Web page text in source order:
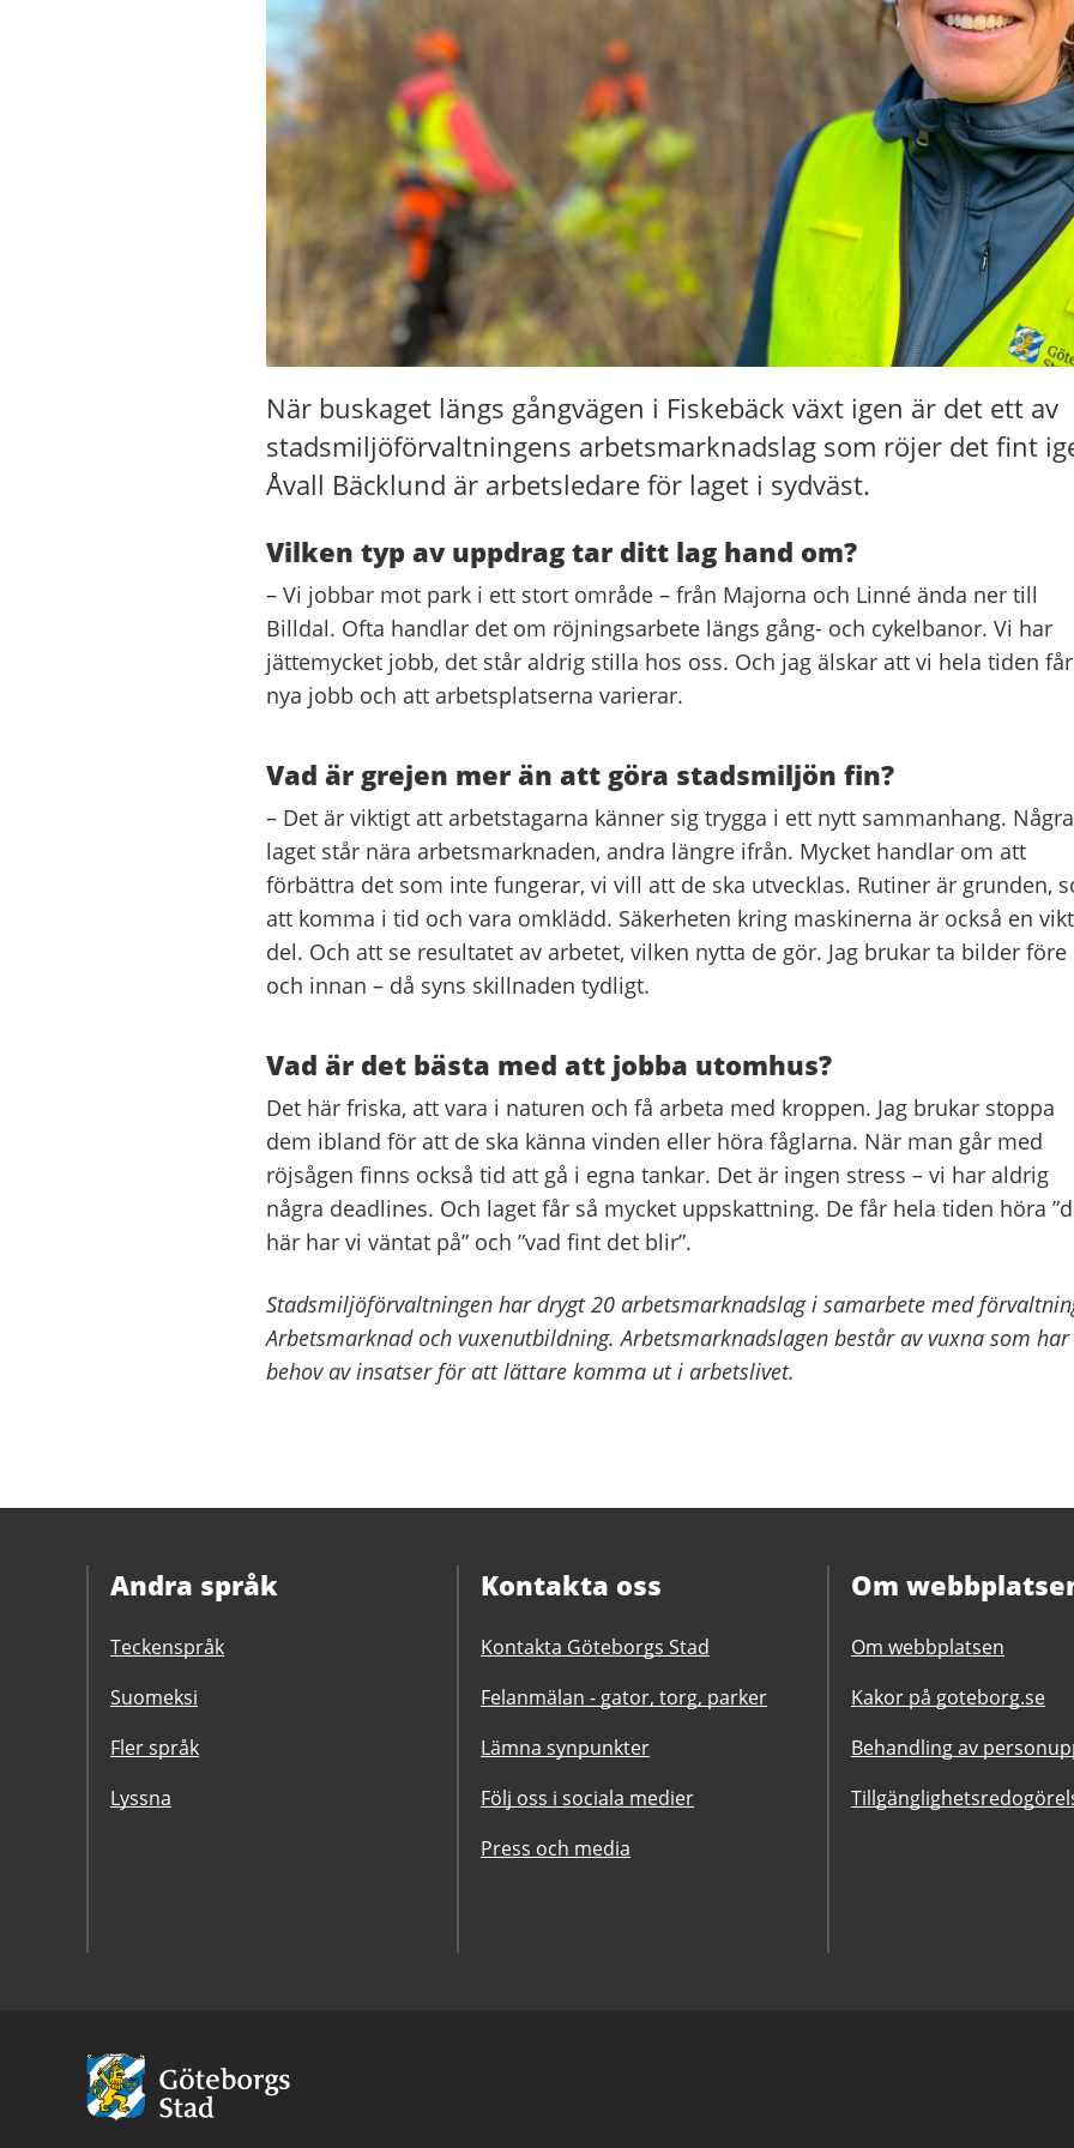
När buskaget längs gångvägen i Fiskebäck växt igen är det ett av
stadsmiljöförvaltningens arbetsmarknadslag som röjer det fint
Åvall Bäcklund är arbetsledare för laget i sydväst.
Vilken typ av uppdrag tar ditt lag hand om?
– Vi jobbar mot park i ett stort område – från Majorna och Linné ända ner till
Billdal. Ofta handlar det om röjningsarbete längs gång- och cykelbanor. Vi har
jättemycket jobb, det står aldrig stilla hos oss. Och jag älskar att vi hela tiden
nya jobb och att arbetsplatserna varierar.
Vad är grejen mer än att göra stadsmiljön fin?
– Det är viktigt att arbetstagarna känner sig trygga i ett nytt sammanhang.
laget står nära arbetsmarknaden, andra längre ifrån. Mycket handlar om att
förbättra det som inte fungerar, vi vill att de ska utvecklas. Rutiner är grunden,
att komma i tid och vara omklädd. Säkerheten kring maskinerna är också en
del. Och att se resultatet av arbetet, vilken nytta de gör. Jag brukar ta bilder före
och innan – då syns skillnaden tydligt.
Vad är det bästa med att jobba utomhus?
Det här friska, att vara i naturen och få arbeta med kroppen. Jag brukar stoppa
dem ibland för att de ska känna vinden eller höra fåglarna. När man går med
röjsågen finns också tid att gå i egna tankar. Det är ingen stress – vi har aldrig
några deadlines. Och laget får så mycket uppskattning. De får hela tiden höra
här har vi väntat på” och ”vad fint det blir”.
Stadsmiljöförvaltningen har drygt 20 arbetsmarknadslag i samarbete med
Arbetsmarknad och vuxenutbildning. Arbetsmarknadslagen består av vuxna som har
behov av insatser för att lättare komma ut i arbetslivet.
Andra språk
Teckenspråk
Suomeksi
Fler språk
Lyssna
Kontakta oss
Kontakta Göteborgs Stad
Felanmälan - gator, torg, parker
Lämna synpunkter
Följ oss i sociala medier
Press och media
Om
Om webbplatsen
Kakor på goteborg.se
Behandling av
Avsändare:
Göteborgs
Stad